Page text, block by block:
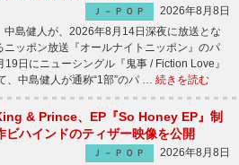
Ｊ－ＰＯＰ
2026年8月8日
中島健人が、2026年8月14日深夜に放送とな
ニッポン放送『オールナイトニッポン』のパ
日にニューシングル『鬼事 / Fiction Love』
、中島健人が通称“1部”のパ … 続きを読む
& Prince、EP『So Honey EP』制
ビハインドのティザー映像を公開
Ｊ－ＰＯＰ
2026年8月8日